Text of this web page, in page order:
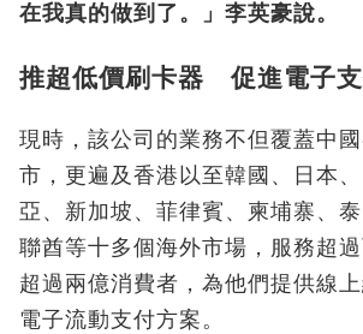
在我真的做到了。」李英豪說。
推超低價刷卡器 促進電子
現時，該公司的業務不但覆蓋中
市，更遍及香港以至韓國、日本
亞、新加坡、菲律賓、柬埔寨、
聯酋等十多個海外市場，服務超
超過兩億消費者，為他們提供線
電子流動支付方案。